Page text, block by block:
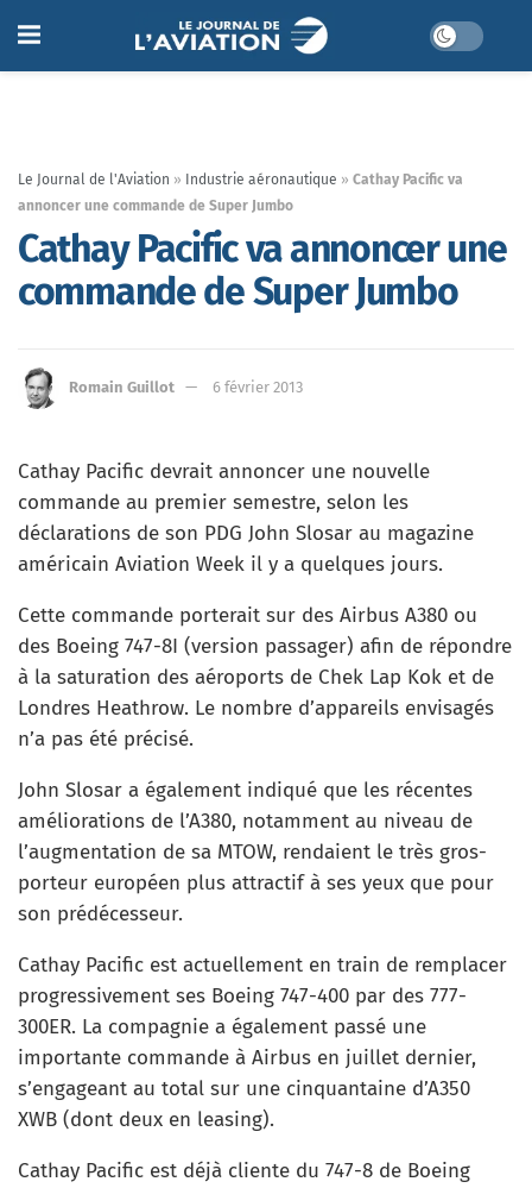
Le Journal de l'Aviation » Industrie aéronautique » Cathay Pacific va
annoncer une commande de Super Jumbo
Cathay Pacific va annoncer une
commande de Super Jumbo
Romain Guillot 6 février 2013
Cathay Pacific devrait annoncer une nouvelle
commande au premier semestre, selon les
déclarations de son PDG John Slosar au magazine
américain Aviation Week il y a quelques jours.
Cette commande porterait sur des Airbus A380 ou
des Boeing 747-8I (version passager) afin de répondre
à la saturation des aéroports de Chek Lap Kok et de
Londres Heathrow. Le nombre d’appareils envisagés
n’a pas été précisé.
John Slosar a également indiqué que les récentes
améliorations de l’A380, notamment au niveau de
l’augmentation de sa MTOW, rendaient le très gros-
porteur européen plus attractif à ses yeux que pour
son prédécesseur.
Cathay Pacific est actuellement en train de remplacer
progressivement ses Boeing 747-400 par des 777-
300ER. La compagnie a également passé une
importante commande à Airbus en juillet dernier,
s’engageant au total sur une cinquantaine d’A350
XWB (dont deux en leasing).
Cathay Pacific est déjà cliente du 747-8 de Boeing